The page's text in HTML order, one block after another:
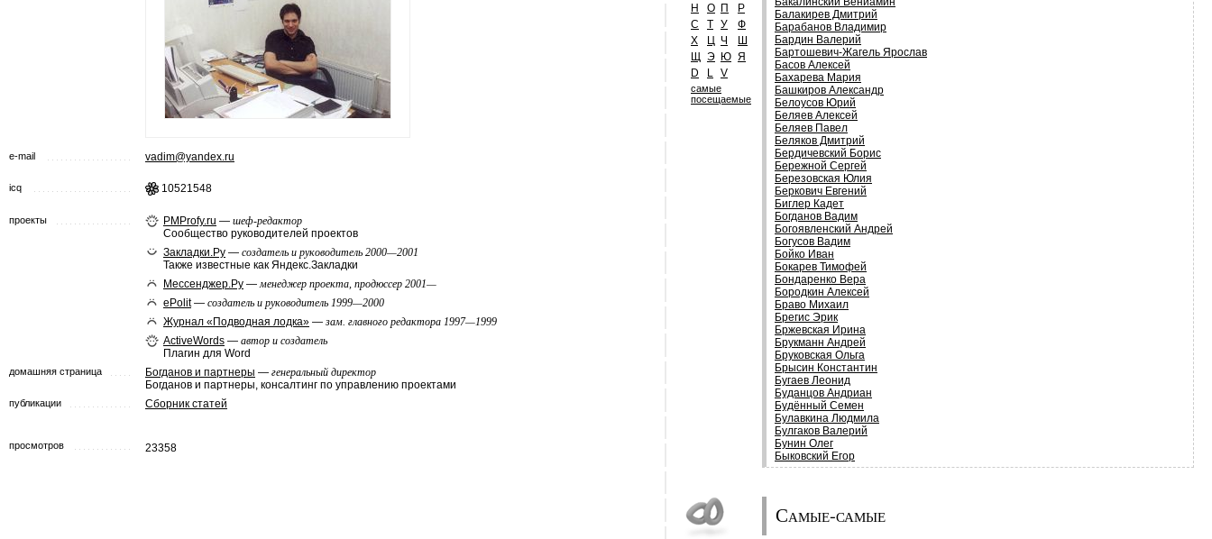
e-mail vadim@yandex.ru
icq 10521548
проекты PMProfy.ru — шеф-редактор
Сообщество руководителей проектов
Закладки.Ру — создатель и руководитель 2000—2001
Также известные как Яндекс.Закладки
Мессенджер.Ру —менеджер проекта, продюссер 2001—
ePolit— создатель и руководитель 1999—2000
Журнал «Подводная лодка» — зам. главного редактора 1997—1999
ActiveWords — автор и создатель
Плагин для Word
домашняя страница Богданов и партнеры — генеральный директор
Богданов и партнеры, консалтинг по управлению проектами
публикации Сборник статей
просмотров 23358
Н
О П
Р
С
Т У
Ф
Х
Ц Ч
Ш
Щ Э Ю Я
D
L V
самые
посещаемые
Балакирев Дмитрий
Барабанов Владимир
Бардин Валерий
Бартошевич-Жагель Ярослав
Басов Алексей
Бахарева Мария
Башкиров Александр
Белоусов Юрий
Беляев Алексей
Беляев Павел
Беляков Дмитрий
Бердичевский Борис
Бережной Сергей
Березовская Юлия
Беркович Евгений
Биглер Кадет
Богданов Вадим
Богоявленский Андрей
Богусов Вадим
Бойко Иван
Бокарев Тимофей
Бондаренко Вера
Бородкин Алексей
Браво Михаил
Брегис Эрик
Бржевская Ирина
Брукманн Андрей
Бруковская Ольга
Брысин Константин
Бугаев Леонид
Буданцов Андриан
Будённый Семен
Булавкина Людмила
Булгаков Валерий
Бунин Олег
Быковский Егор
Самые-самые